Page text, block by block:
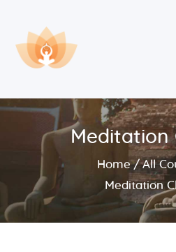
Meditation
Home
All
Meditation
Trang chủ
Bài giảng
Lớp học và sự kiện
Về Dhammaduta